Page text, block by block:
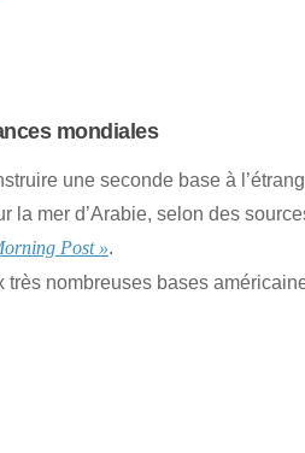
mondiales
une seconde base à
la mer d’Arabie, selon des
Post ».
très nombreuses bases